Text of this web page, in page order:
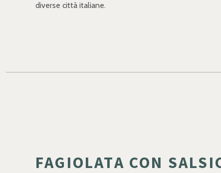
diverse città italiane.
FAGIOLATA CON